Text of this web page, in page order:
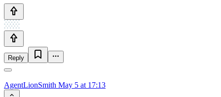
Reply
AgentLionSmith May 5 at 17:13